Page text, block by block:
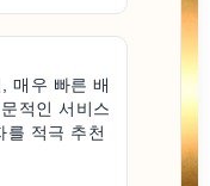
매우 빠른 배
적인 서비스
를 적극 추천